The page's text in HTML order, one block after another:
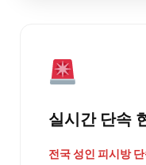
실시간 단속
전국 성인 피시방